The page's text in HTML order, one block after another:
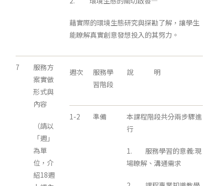
藉實際的環境生態研究與探勘了解，讓學生
能瞭解真實創意發想投入的其努力。
7
服務方
案實做
形式與
內容
（請以
「週」
為單
位，介
紹18週
週次
服務學
習階段
說 明
1-2 準備
本課程階段共分兩步驟進
行
1. 服務學習的意義:現
場瞭解、溝通需求